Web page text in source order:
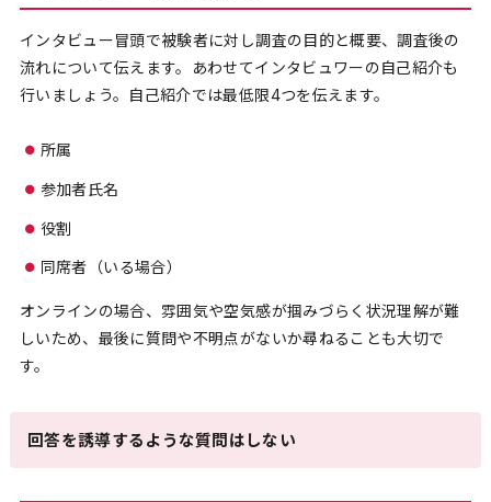
インタビュー冒頭で被験者に対し調査の目的と概要、調査後の
流れについて伝えます。あわせてインタビュワーの自己紹介も
行いましょう。自己紹介では最低限4つを伝えます。
所属
参加者氏名
役割
同席者（いる場合）
オンラインの場合、雰囲気や空気感が掴みづらく状況理解が難
しいため、最後に質問や不明点がないか尋ねることも大切で
す。
回答を誘導するような質問はしない